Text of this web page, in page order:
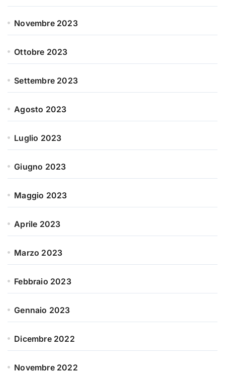
Novembre 2023
Ottobre 2023
Settembre 2023
Agosto 2023
Luglio 2023
Giugno 2023
Maggio 2023
Aprile 2023
Marzo 2023
Febbraio 2023
Gennaio 2023
Dicembre 2022
Novembre 2022